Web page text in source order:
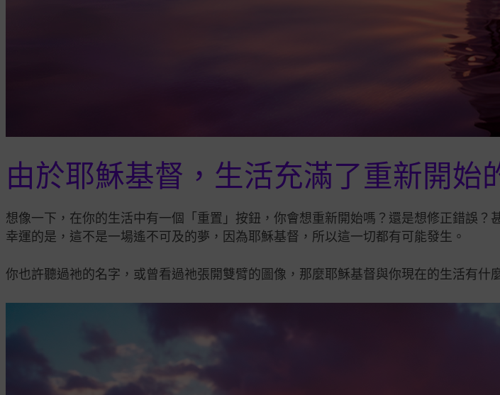
由於耶穌基督，生活充滿了重新開始
想像一下，在你的生活中有一個「重置」按鈕，你會想重新開始嗎？還是想修正錯誤
幸運的是，這不是一場遙不可及的夢，因為耶穌基督，所以這一切都有可能發生。
你也許聽過祂的名字，或曾看過祂張開雙臂的圖像，那麼耶穌基督與你現在的生活有什